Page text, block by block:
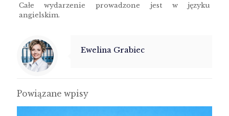
Całe wydarzenie prowadzone jest w języku
angielskim.
Ewelina Grabiec
Powiązane wpisy